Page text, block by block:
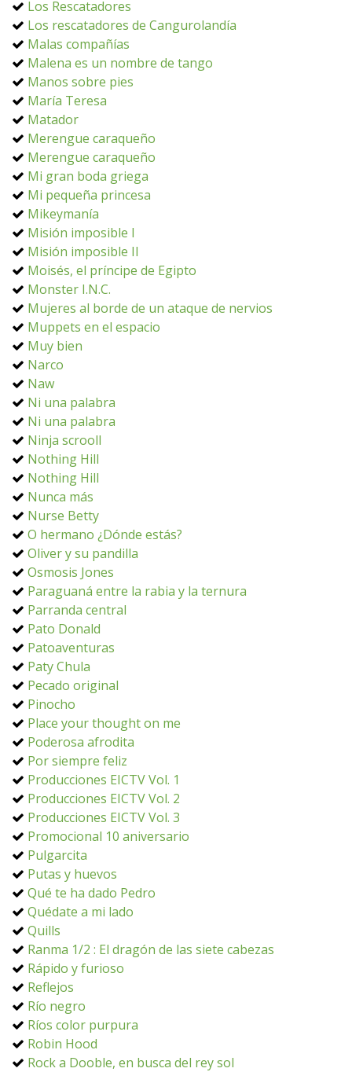
Los Rescatadores
Los rescatadores de Cangurolandía
Malas compañías
Malena es un nombre de tango
Manos sobre pies
María Teresa
Matador
Merengue caraqueño
Merengue caraqueño
Mi gran boda griega
Mi pequeña princesa
Mikeymanía
Misión imposible I
Misión imposible II
Moisés, el príncipe de Egipto
Monster I.N.C.
Mujeres al borde de un ataque de nervios
Muppets en el espacio
Muy bien
Narco
Naw
Ni una palabra
Ni una palabra
Ninja scrooll
Nothing Hill
Nothing Hill
Nunca más
Nurse Betty
O hermano ¿Dónde estás?
Oliver y su pandilla
Osmosis Jones
Paraguaná entre la rabia y la ternura
Parranda central
Pato Donald
Patoaventuras
Paty Chula
Pecado original
Pinocho
Place your thought on me
Poderosa afrodita
Por siempre feliz
Producciones EICTV Vol. 1
Producciones EICTV Vol. 2
Producciones EICTV Vol. 3
Promocional 10 aniversario
Pulgarcita
Putas y huevos
Qué te ha dado Pedro
Quédate a mi lado
Quills
Ranma 1/2 : El dragón de las siete cabezas
Rápido y furioso
Reflejos
Río negro
Ríos color purpura
Robin Hood
Rock a Dooble, en busca del rey sol